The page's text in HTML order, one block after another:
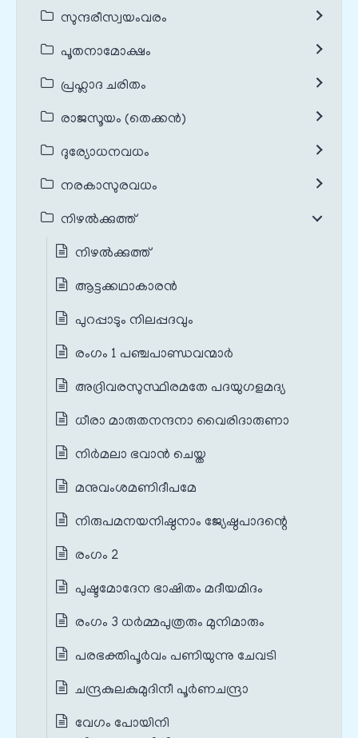
സുന്ദരീസ്വയംവരം
പൂതനാമോക്ഷം
പ്രഹ്ലാദ ചരിതം
രാജസൂയം (തെക്കൻ)
ദുര്യോധനവധം
നരകാസുരവധം
നിഴൽക്കുത്ത്
നിഴൽക്കുത്ത്
ആട്ടക്കഥാകാരൻ
പുറപ്പാടും നിലപ്പദവും
രംഗം 1 പഞ്ചപാണ്ഡവന്മാർ
അദ്രിവരസുസ്ഥിരമതേ പദയുഗളമദ്യ
ധീരാ മാരുതനന്ദനാ വൈരിദാരുണാ
നിർമലാ ഭവാൻ ചെയ്ത
മനുവംശമണിദീപമേ
നിരുപമനയനിഷ്ഠനാം ജ്യേഷ്ഠപാദന്റെ
രംഗം 2
പുഷ്ടമോദേന ഭാഷിതം മദീയമിദം
രംഗം 3 ധർമ്മപുത്രരും മുനിമാരും
പരഭക്തിപൂർവം പണിയുന്നു ചേവടി
ചന്ദ്രകുലകുമുദിനീ പൂർണചന്ദ്രാ
വേഗം പോയിനി